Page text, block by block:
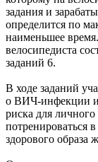
задания и
определится по
наименьшее
велосипедиста
заданий 6.
В ходе заданий
о ВИЧ-инфекции и
риска для личного
потренироваться
здорового образа